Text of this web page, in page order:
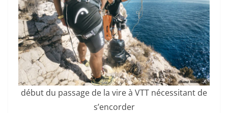
début du passage de la vire à VTT nécessitant de
s’encorder